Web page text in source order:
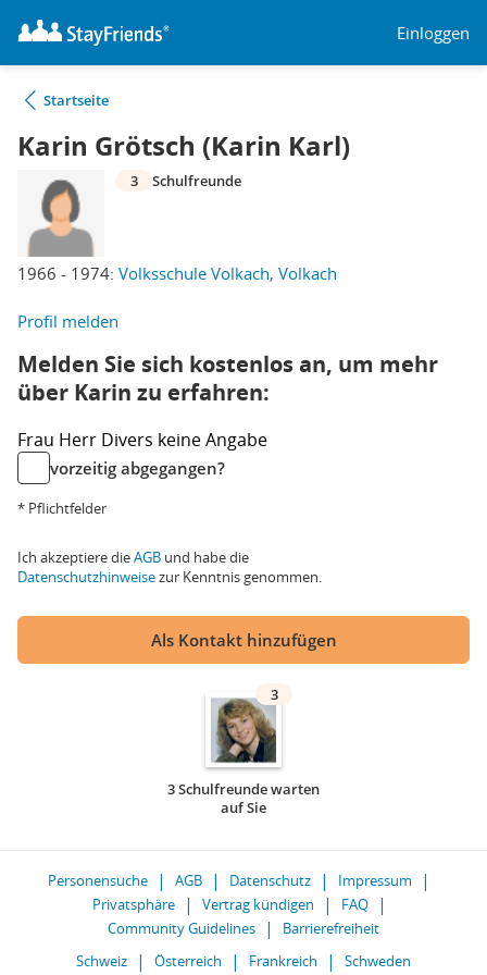
Einloggen
Startseite
Karin Grötsch (Karin Karl)
1966 - 1974: Volksschule Volkach, Volkach
3 Schulfreunde
Profil melden
Melden Sie sich kostenlos an, um mehr
über Karin zu erfahren:
Frau Herr Divers keine Angabe
vorzeitig abgegangen?
* Pflichtfelder
Ich akzeptiere dieAGB und habe die
Datenschutzhinweisezur Kenntnis genommen.
Als Kontakt hinzufügen
3
3 Schulfreunde warten
auf Sie
Personensuche AGB Datenschutz
Impressum
Privatsphäre
Vertrag kündigen
FAQ
Community Guidelines
Barrierefreiheit
Schweiz
Österreich Frankreich Schweden